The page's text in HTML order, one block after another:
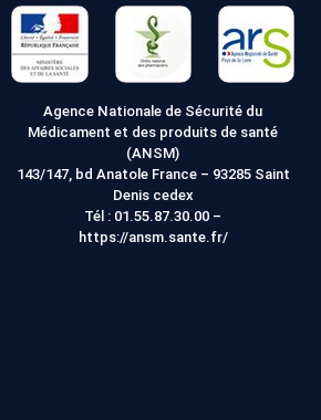
site
Web
Agence Nationale de Sécurité du
Médicament et des produits de santé
(ANSM)
143/147, bd Anatole France – 93285 Saint
Denis cedex
Tél : 01.55.87.30.00 –
https://ansm.sante.fr/